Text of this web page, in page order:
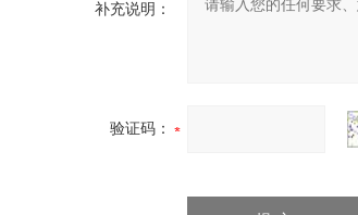
补充说明：
验证码：